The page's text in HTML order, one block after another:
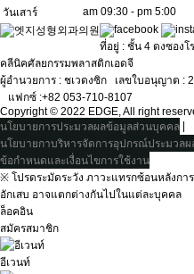
วันเสาร์
am 09:30 - pm 5:00
ที่อยู่ : ชั้น 4 ดงซอง
คลีนิคศัลยกรรมพลาสติกเอดจี
ผู้อำนวยการ : ชเวดงซิกㅤ เลขใบอนุญาต :
ㅤ แฟกซ์ :+82 053-710-8107
Copyright © 2022 EDGE, All right
นโยบายการประมวลผลข้อมูลส่วนบุคคล |
นโยบายกาบริหารจัดการอุปกรณ์ประมวล
ข้อกำหนดและเงื่อนไขการใช้งาน
※ โปรดระมัดระวัง ภาวะแทรกซ้อนหลังกา
อักเสบ อาจแตกต่างกันไปในแต่ละบุคคล
ล็อคอิน
สมัครสมาชิก
อีเวนท์